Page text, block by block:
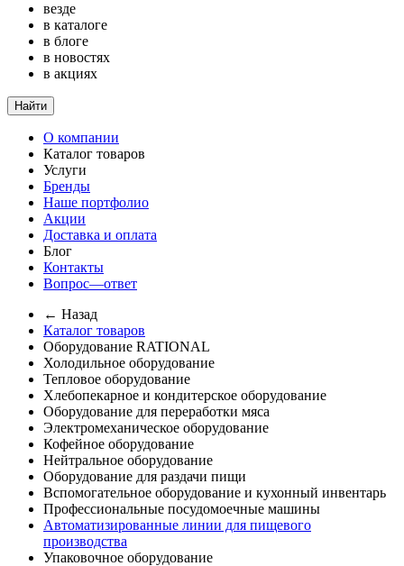
везде
в каталоге
в блоге
в новостях
в акциях
Найти
О компании
Каталог товаров
Услуги
Бренды
Наше портфолио
Акции
Доставка и оплата
Блог
Контакты
Вопрос—ответ
← Назад
Каталог товаров
Оборудование RATIONAL
Холодильное оборудование
Тепловое оборудование
Хлебопекарное и кондитерское оборудование
Оборудование для переработки мяса
Электромеханическое оборудование
Кофейное оборудование
Нейтральное оборудование
Оборудование для раздачи пищи
Вспомогательное оборудование и кухонный инвентарь
Профессиональные посудомоечные машины
Автоматизированные линии для пищевого
производства
Упаковочное оборудование